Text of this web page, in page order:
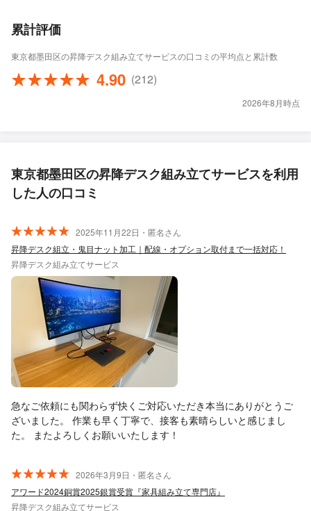
累計評価
東京都墨田区の昇降デスク組み立てサービスの口コミの平均点と累計数
4.90 (212)
2026年8月時点
東京都墨田区の昇降デスク組み立てサービスを利用
した人の口コミ
2025年11月22日・匿名さん
昇降デスク組立・鬼目ナット加工｜配線・オプション取付まで一括対応！
昇降デスク組み立てサービス
急なご依頼にも関わらず快くご対応いただき本当にありがとうご
ざいました。 作業も早く丁寧で、接客も素晴らしいと感じまし
た。 またよろしくお願いいたします！
2026年3月9日・匿名さん
アワード2024銅賞2025銀賞受賞『家具組み立て専門店』
昇降デスク組み立てサービス